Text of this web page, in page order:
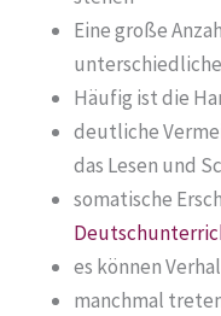
Eine große
Häufig ist die
deutliche
das Lesen und
somatische
es können
manchmal